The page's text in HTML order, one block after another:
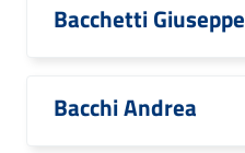
Bacchetti Giuseppe
Bacchi Andrea